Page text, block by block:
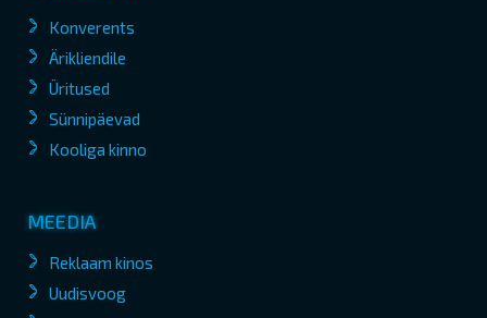
Konverents
Ärikliendile
Üritused
Sünnipäevad
Kooliga kinno
MEEDIA
Reklaam kinos
Uudisvoog